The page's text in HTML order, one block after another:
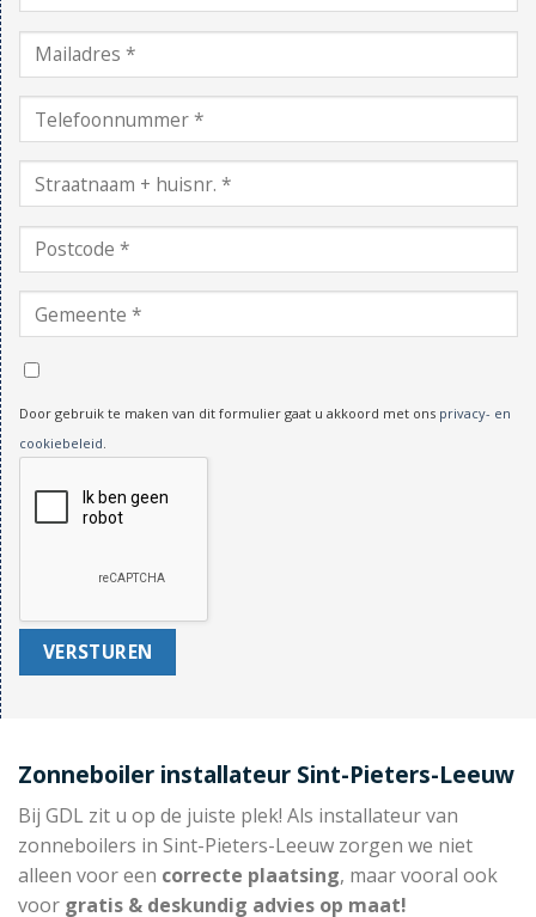
Door gebruik te maken van dit formulier gaat u akkoord met ons privacy- en
cookiebeleid
Zonneboiler installateur Sint-Pieters-Leeuw
Bij GDL zit u op de juiste plek! Als installateur van
zonneboilers in Sint-Pieters-Leeuw zorgen we niet
alleen voor een correcte plaatsing, maar vooral ook
voor gratis & deskundig advies op maat!